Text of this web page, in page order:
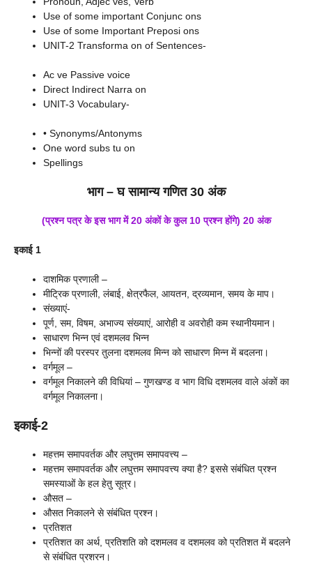
Use of some important Conjunc ons
Use of some Important Preposi ons
UNIT-2 Transforma on of Sentences-
Ac ve Passive voice
Direct Indirect Narra on
UNIT-3 Vocabulary-
• Synonyms/Antonyms
One word subs tu on
Spellings
भाग – घ सामान्य गणित 30 अंक
(प्रश्न पत्र के इस भाग में 20 अंकों के कुल 10 प्रश्न होंगे) 20 अंक
इकाई 1
दाशमिक प्रणाली –
मीट्रिक प्रणाली, लंबाई, क्षेत्रफैल, आयतन, द्रव्यमान, समय के माप।
संख्याएं-
पूर्ण, सम, विषम, अभाज्य संख्याएं, आरोही व अवरोही कम स्थानीयमान।
साधारण भिन्न एवं दशमलव भिन्न
भिन्नों की परस्पर तुलना दशमलव मिन्न को साधारण मिन्न में बदलना।
वर्गमूल –
वर्गमूल निकालने की विधियां – गुणखण्ड व भाग विधि दशमलव वाले अंकों का
वर्गमूल निकालना।
इकाई-2
महत्तम समापवर्तक और लघुत्तम समापवत्त्य –
महत्तम समापवर्तक और लघुत्तम समापवत्त्य क्या है? इससे संबंधित प्रश्न
समस्याओं के हल हेतु सूत्र।
औसत –
औसत निकालने से संबंधित प्रश्न।
प्रतिशत
प्रतिशत का अर्थ, प्रतिशति को दशमलव व दशमलव को प्रतिशत में बदलने
से संबंधित प्रशरन।